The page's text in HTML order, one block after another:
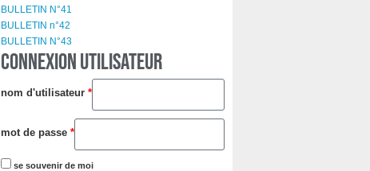
BULLETIN N°41
BULLETIN n°42
BULLETIN N°43
CONNEXION UTILISATEUR
nom d'utilisateur *
mot de passe *
se souvenir de moi